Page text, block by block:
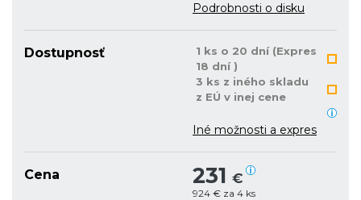
Podrobnosti o disku
Dostupnosť
1 ks o 20 dní (Expres
18 dní )
3 ks z iného skladu
z EÚ v inej cene
Iné možnosti a expres
Cena 231 €
924 € za 4 ks